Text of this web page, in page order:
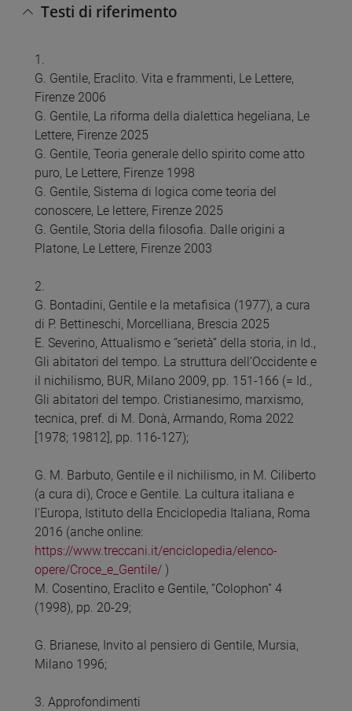
Testi di riferimento
1.
G. Gentile, Eraclito. Vita e frammenti, Le Lettere,
Firenze 2006
G. Gentile, La riforma della dialettica hegeliana, Le
Lettere, Firenze 2025
G. Gentile, Teoria generale dello spirito come atto
puro, Le Lettere, Firenze 1998
G. Gentile, Sistema di logica come teoria del
conoscere, Le lettere, Firenze 2025
G. Gentile, Storia della filosofia. Dalle origini a
Platone, Le Lettere, Firenze 2003
2.
G. Bontadini, Gentile e la metafisica (1977), a cura
di P. Bettineschi, Morcelliana, Brescia 2025
E. Severino, Attualismo e “serietà” della storia, in Id.,
Gli abitatori del tempo. La struttura dell’Occidente e
il nichilismo, BUR, Milano 2009, pp. 151-166 (= Id.,
Gli abitatori del tempo. Cristianesimo, marxismo,
tecnica, pref. di M. Donà, Armando, Roma 2022
[1978; 19812], pp. 116-127);
G. M. Barbuto, Gentile e il nichilismo, in M. Ciliberto
(a cura di), Croce e Gentile. La cultura italiana e
l'Europa, Istituto della Enciclopedia Italiana, Roma
2016 (anche online:
https://www.treccani.it/enciclopedia/elenco-
opere/Croce_e_Gentile/ )
M. Cosentino, Eraclito e Gentile, “Colophon” 4
(1998), pp. 20-29;
G. Brianese, Invito al pensiero di Gentile, Mursia,
Milano 1996;
3. Approfondimenti